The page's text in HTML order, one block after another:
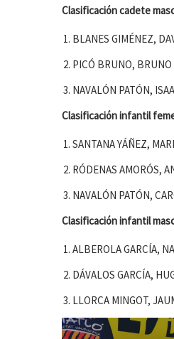
Clasificación cadete
BLANES GIMÉNEZ,
PICÓ BRUNO,
NAVALÓN PATÓN,
Clasificación infantil
SANTANA YÁÑEZ,
RÓDENAS AMORÓS,
NAVALÓN PATÓN,
Clasificación infantil
ALBEROLA GARCÍA,
DÁVALOS GARCÍA,
LLORCA MINGOT,